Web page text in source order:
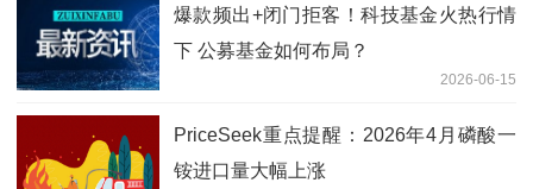
爆款频出+闭门拒客！科技基金火热行情
下 公募基金如何布局？
2026-06-15
PriceSeek重点提醒：2026年4月磷酸一
铵进口量大幅上涨